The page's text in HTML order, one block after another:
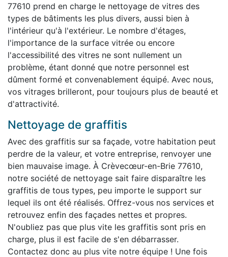
77610 prend en charge le nettoyage de vitres des
types de bâtiments les plus divers, aussi bien à
l'intérieur qu'à l'extérieur. Le nombre d'étages,
l'importance de la surface vitrée ou encore
l'accessibilité des vitres ne sont nullement un
problème, étant donné que notre personnel est
dûment formé et convenablement équipé. Avec nous,
vos vitrages brilleront, pour toujours plus de beauté et
d'attractivité.
Nettoyage de graffitis
Avec des graffitis sur sa façade, votre habitation peut
perdre de la valeur, et votre entreprise, renvoyer une
bien mauvaise image. À Crèvecœur-en-Brie 77610,
notre société de nettoyage sait faire disparaître les
graffitis de tous types, peu importe le support sur
lequel ils ont été réalisés. Offrez-vous nos services et
retrouvez enfin des façades nettes et propres.
N'oubliez pas que plus vite les graffitis sont pris en
charge, plus il est facile de s'en débarrasser.
Contactez donc au plus vite notre équipe ! Une fois